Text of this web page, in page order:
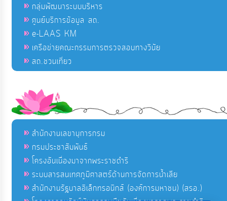
กลุ่มพัฒนาระบบบริหาร
ศูนย์บริการข้อมูล สถ.
e-LAAS KM
เครือข่ายคณะกรรมการตรวจสอบทางวินัย
สถ.ชวนเที่ยว
สำนักงานเลขานุการกรม
กรมประชาสัมพันธ์
โครงอันเนื่องมาจากพระราชดำริ
ระบบสารสนเทศภูมิศาสตร์ด้านการจัดการน้ำเสีย
สำนักงานรัฐบาลอิเล็กทรอนิกส์ (องค์การมหาชน) (สรอ.)